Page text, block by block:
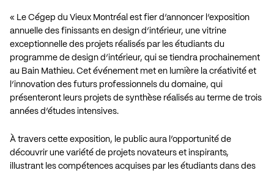
« Le Cégep du Vieux Montréal est fier d’annoncer l’exposition
annuelle des finissants en design d’intérieur, une vitrine
exceptionnelle des projets réalisés par les étudiants du
programme de design d’intérieur, qui se tiendra prochainement
au Bain Mathieu. Cet événement met en lumière la créativité et
l’innovation des futurs professionnels du domaine, qui
présenteront leurs projets de synthèse réalisés au terme de trois
années d’études intensives.
À travers cette exposition, le public aura l’opportunité de
découvrir une variété de projets novateurs et inspirants,
illustrant les compétences acquises par les étudiants dans des